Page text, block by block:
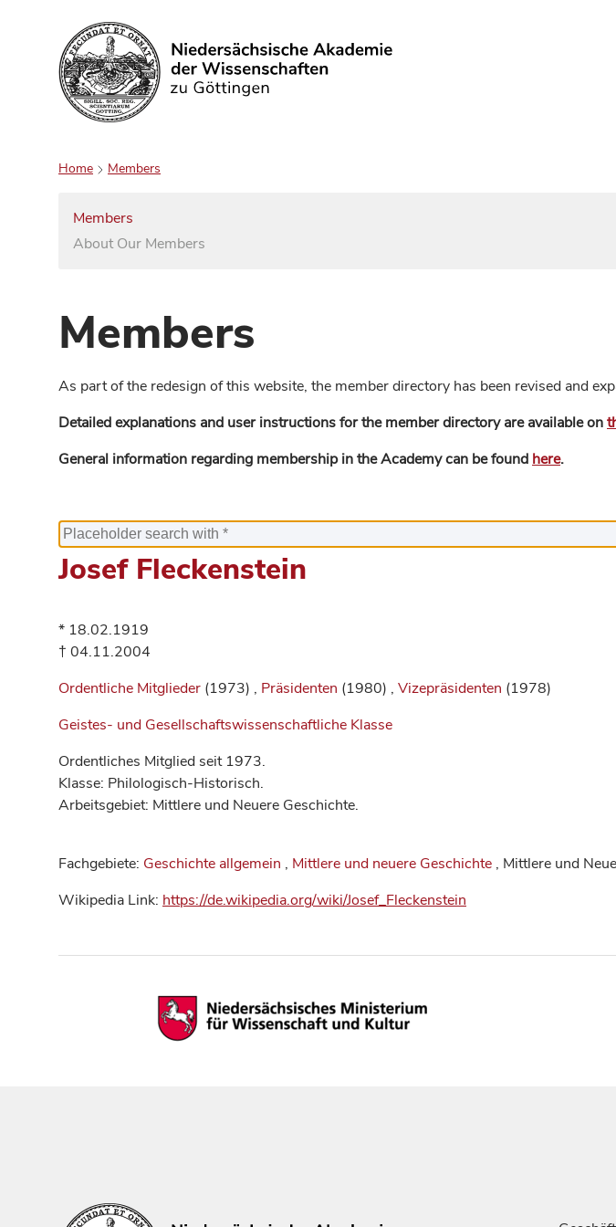
Search
Home Members
Members
About Our Members
Members
As part of the redesign of this website, the member directory has been revised and
Detailed explanations and user instructions for the member directory are available on
General information regarding membership in the Academy can be found here.
Josef Fleckenstein
* 18.02.1919
† 04.11.2004
Ordentliche Mitglieder (1973) , Präsidenten (1980) , Vizepräsidenten (1978)
Geistes- und Gesellschaftswissenschaftliche Klasse
Ordentliches Mitglied seit 1973.
Klasse: Philologisch-Historisch.
Arbeitsgebiet: Mittlere und Neuere Geschichte.
Fachgebiete: Geschichte allgemein , Mittlere und neuere Geschichte , Mittlere und
Wikipedia Link: https://de.wikipedia.org/wiki/Josef_Fleckenstein